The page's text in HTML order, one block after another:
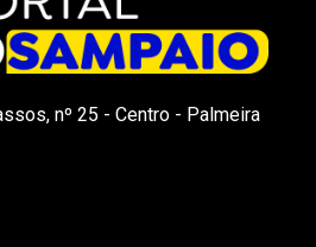
nº 25 - Centro - Palmeira